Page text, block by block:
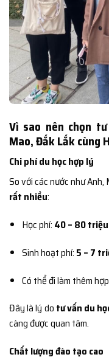
Vì sao nên chọn
Mao, Đắk Lắk cùng
Chi phí du học hợp lý
So với các nước như
rất nhiều:
Học phí: 40 – 80
Sinh hoạt phí: 5 – 7
Có thể đi làm thêm
Đây là lý do tư vấn du
càng được quan tâm.
Chất lượng đào tạo cao